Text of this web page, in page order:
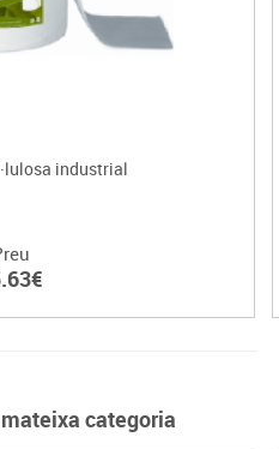
industrial
categoria